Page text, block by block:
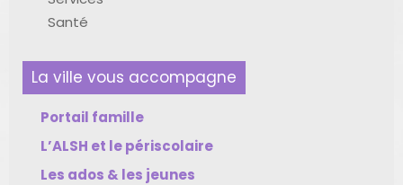
Santé
La ville vous accompagne
Portail famille
L’ALSH et le périscolaire
Les ados & les jeunes